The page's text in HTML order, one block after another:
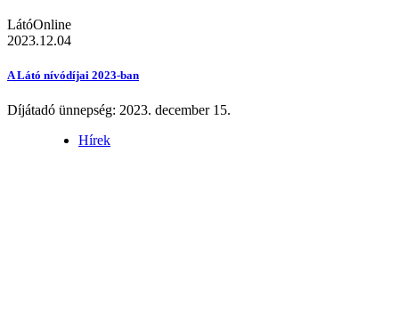
LátóOnline
2023.12.04
A Látó nívódíjai 2023-ban
Díjátadó ünnepség: 2023. december 15.
Hírek